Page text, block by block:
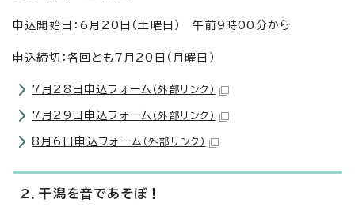
申込開始日：6月20日（土曜日） 午前9時00分から
申込締切：各回とも7月20日（月曜日）
7月28日申込フォーム （外部リンク）
7月29日申込フォーム （外部リンク）
8月6日申込フォーム （外部リンク）
2．干潟を音であそぼ！